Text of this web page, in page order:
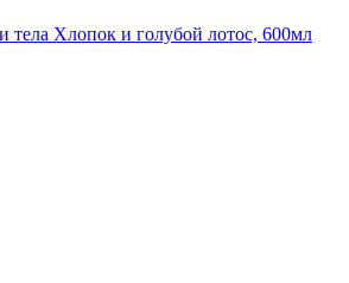
тела Хлопок и голубой лотос, 600мл